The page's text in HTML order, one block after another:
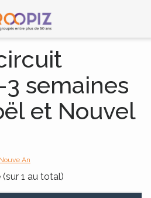
semaines
et Nouvel
Nouve An
1 au total)